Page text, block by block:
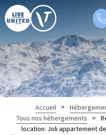
Accueil >
Tous nos hébergements
>
location: Joli appartement